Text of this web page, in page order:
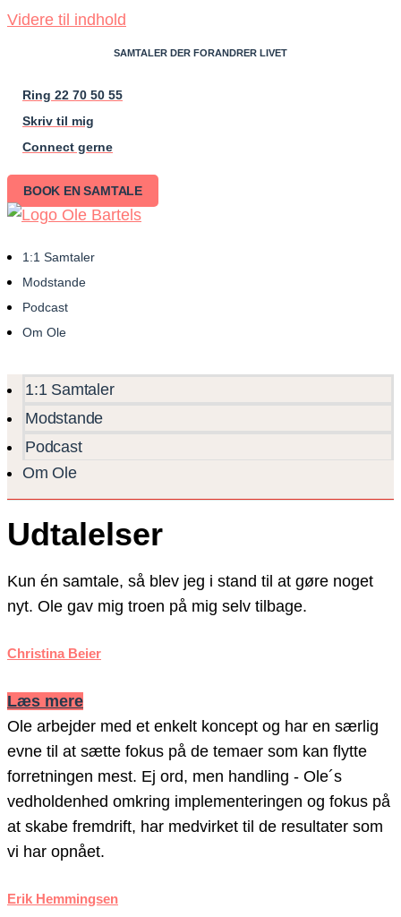
Videre til indhold
SAMTALER DER FORANDRER LIVET
Ring 22 70 50 55
Skriv til mig
Connect gerne
BOOK EN SAMTALE
1:1 Samtaler
Modstande
Podcast
Om Ole
1:1 Samtaler
Modstande
Podcast
Om Ole
Udtalelser
Kun én samtale, så blev jeg i stand til at gøre noget
nyt. Ole gav mig troen på mig selv tilbage.
Christina Beier
Læs mere
Ole arbejder med et enkelt koncept og har en særlig
evne til at sætte fokus på de temaer som kan flytte
forretningen mest. Ej ord, men handling - Ole´s
vedholdenhed omkring implementeringen og fokus på
at skabe fremdrift, har medvirket til de resultater som
vi har opnået.
Erik Hemmingsen